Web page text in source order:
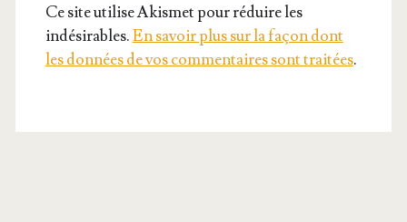
Ce site utilise Akismet pour réduire les
indésirables.En savoir plus sur la façon dont
les données de vos commentaires sont traitées.